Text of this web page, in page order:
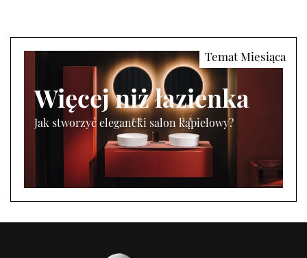
Więcej niż łazienka
Jak stworzyć elegancki salon kąpielowy?